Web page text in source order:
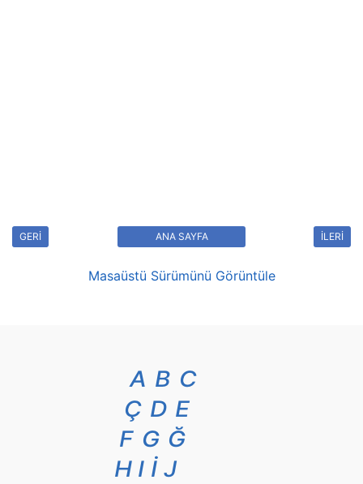
GERİ İLERİ
ANA SAYFA
Masaüstü Sürümünü Görüntüle
A B C
Ç D E
F G Ğ
H I İ J